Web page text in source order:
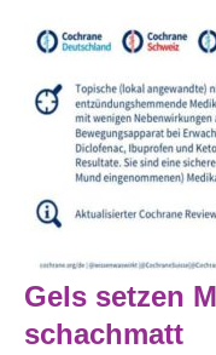
Gels setzen
schachmatt
Gels
Setzen
Muskelschmerzen
Schachmatt